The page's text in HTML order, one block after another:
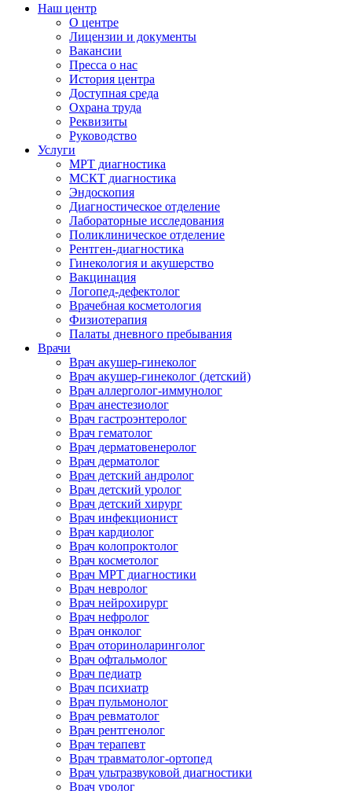
Наш центр
О центре
Лицензии и документы
Вакансии
Пресса о нас
История центра
Доступная среда
Охрана труда
Реквизиты
Руководство
Услуги
МРТ диагностика
МСКТ диагностика
Эндоскопия
Диагностическое отделение
Лабораторные исследования
Поликлиническое отделение
Рентген-диагностика
Гинекология и акушерство
Вакцинация
Логопед-дефектолог
Врачебная косметология
Физиотерапия
Палаты дневного пребывания
Врачи
Врач акушер-гинеколог
Врач акушер-гинеколог (детский)
Врач аллерголог-иммунолог
Врач анестезиолог
Врач гастроэнтеролог
Врач гематолог
Врач дерматовенеролог
Врач дерматолог
Врач детский андролог
Врач детский уролог
Врач детский хирург
Врач инфекционист
Врач кардиолог
Врач колопроктолог
Врач косметолог
Врач МРТ диагностики
Врач невролог
Врач нейрохирург
Врач нефролог
Врач онколог
Врач оториноларинголог
Врач офтальмолог
Врач педиатр
Врач психиатр
Врач пульмонолог
Врач ревматолог
Врач рентгенолог
Врач терапевт
Врач травматолог-ортопед
Врач ультразвуковой диагностики
Врач уролог